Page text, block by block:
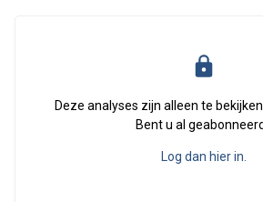
Deze analyses zijn alleen te
Bent u al
Log dan hier in.